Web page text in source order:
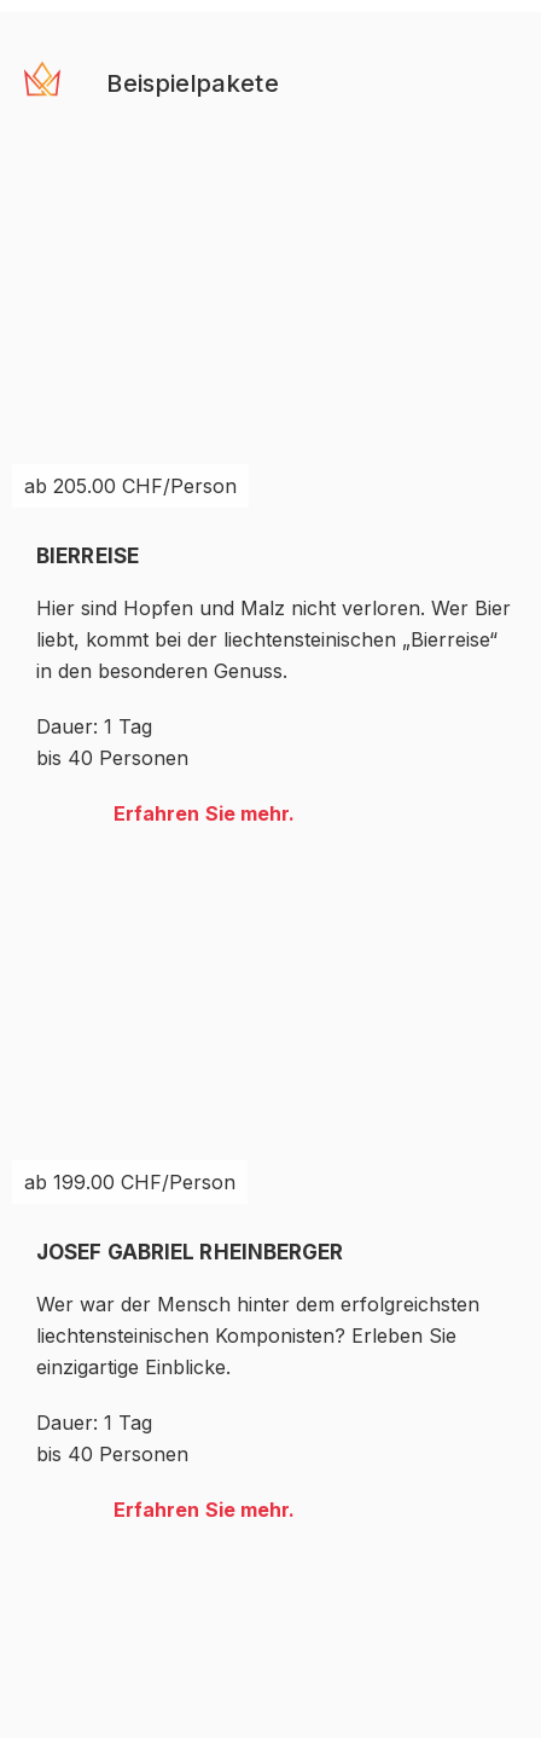
Beispielpakete
ab 205.00 CHF/Person
BIERREISE
Hier sind Hopfen und Malz nicht verloren. Wer Bier
liebt, kommt bei der liechtensteinischen „Bierreise“
in den besonderen Genuss.
Dauer: 1 Tag
bis 40 Personen
Erfahren Sie mehr.
ab 199.00 CHF/Person
JOSEF GABRIEL RHEINBERGER
Wer war der Mensch hinter dem erfolgreichsten
liechtensteinischen Komponisten? Erleben Sie
einzigartige Einblicke.
Dauer: 1 Tag
bis 40 Personen
Erfahren Sie mehr.